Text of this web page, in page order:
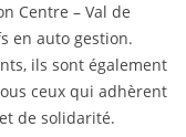
Centre – Val de
en auto gestion.
ils sont également
ceux qui adhèrent
de solidarité.